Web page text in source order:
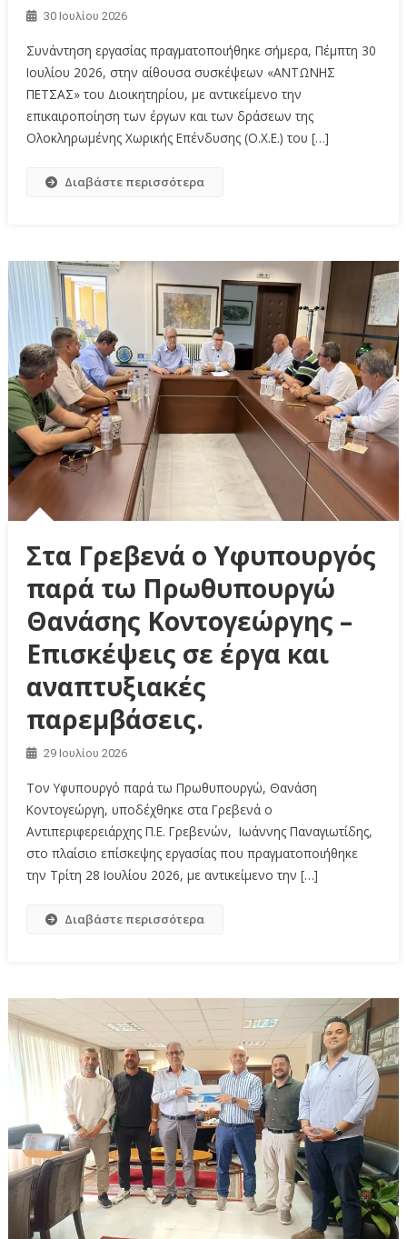
30 Ιουλίου 2026
Συνάντηση εργασίας πραγματοποιήθηκε σήμερα, Πέμπτη 30
Ιουλίου 2026, στην αίθουσα συσκέψεων «ΑΝΤΩΝΗΣ
ΠΕΤΣΑΣ» του Διοικητηρίου, με αντικείμενο την
επικαιροποίηση των έργων και των δράσεων της
Ολοκληρωμένης Χωρικής Επένδυσης (Ο.Χ.Ε.) του […]
Διαβάστε περισσότερα
Στα Γρεβενά ο Υφυπουργός
παρά τω Πρωθυπουργώ
Θανάσης Κοντογεώργης –
Επισκέψεις σε έργα και
αναπτυξιακές
παρεμβάσεις.
29 Ιουλίου 2026
Τον Υφυπουργό παρά τω Πρωθυπουργώ, Θανάση
Κοντογεώργη, υποδέχθηκε στα Γρεβενά ο
Αντιπεριφερειάρχης Π.Ε. Γρεβενών, Ιωάννης Παναγιωτίδης,
στο πλαίσιο επίσκεψης εργασίας που πραγματοποιήθηκε
την Τρίτη 28 Ιουλίου 2026, με αντικείμενο την […]
Διαβάστε περισσότερα